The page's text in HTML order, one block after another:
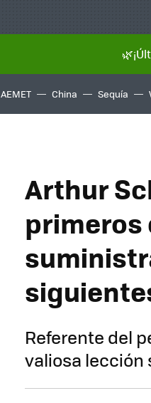
AEMET China Sequía
Arthur
primeros
Referente del
valiosa lección